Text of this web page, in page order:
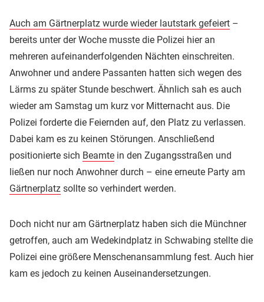
Auch am Gärtnerplatz wurde wieder lautstark gefeiert –
bereits unter der Woche musste die Polizei hier an
mehreren aufeinanderfolgenden Nächten einschreiten.
Anwohner und andere Passanten hatten sich wegen des
Lärms zu später Stunde beschwert. Ähnlich sah es auch
wieder am Samstag um kurz vor Mitternacht aus. Die
Polizei forderte die Feiernden auf, den Platz zu verlassen.
Dabei kam es zu keinen Störungen. Anschließend
positionierte sich Beamte in den Zugangsstraßen und
ließen nur noch Anwohner durch – eine erneute Party am
Gärtnerplatz sollte so verhindert werden.
Doch nicht nur am Gärtnerplatz haben sich die Münchner
getroffen, auch am Wedekindplatz in Schwabing stellte die
Polizei eine größere Menschenansammlung fest. Auch hier
kam es jedoch zu keinen Auseinandersetzungen.